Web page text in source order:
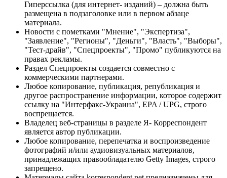
Гиперссылка (для интернет- изданий) – должна быть
размещена в подзаголовке или в первом абзаце
материала.
Новости с пометками "Мнение", "Экспертиза",
"Заявление", "Регионы", "Деньги", "Власть", "Выборы",
"Тест-драйв", "Спецпроекты", "Промо" публикуются на
правах рекламы.
Раздел Спецпроекты создается совместно с
коммерческими партнерами.
Любое копирование, публикация, републикация и
другое распространение информации, которое содержит
ссылку на "Интерфакс-Украина", EPA / UPG, строго
воспрещается.
Владелец веб-страницы в разделе Я- Корреспондент
является автор публикации.
Любое копирование, перепечатка и воспроизведение
фотографий и/или аудиовизуальных материалов,
принадлежащих правообладателю Getty Images, строго
запрещено.